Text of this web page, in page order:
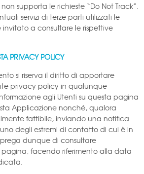
supporta le richieste “Do Not Track”.
servizi di terze parti utilizzati le
invitato a consultare le rispettive
PRIVACY POLICY
si riserva il diritto di apportare
privacy policy in qualunque
agli Utenti su questa pagina
Applicazione nonché, qualora
fattibile, inviando una notifica
degli estremi di contatto di cui è in
prega dunque di consultare
facendo riferimento alla data